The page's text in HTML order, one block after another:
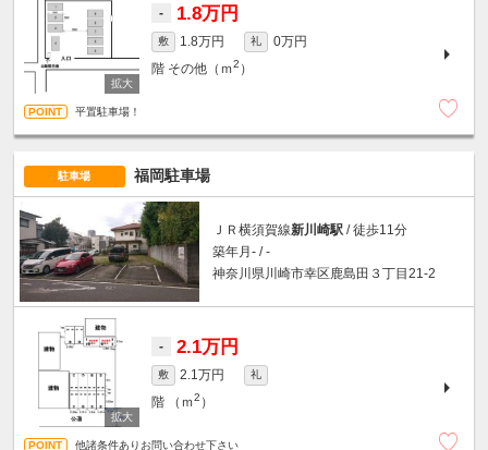
- 1.8万円
敷 1.8万円 礼
0万円
階 その他（ｍ2 ）
平置駐車場！
駐車場 福岡駐車場
ＪＲ横須賀線新川崎駅 / 徒歩11分
築年月- / -
神奈川県川崎市幸区鹿島田３丁目21-2
- 2.1万円
敷 2.1万円 礼
階 （ｍ2 ）
他諸条件ありお問い合わせ下さい